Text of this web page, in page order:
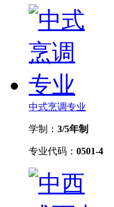
中式烹调专业
学制： 3/5年制
专业代码： 0501-4